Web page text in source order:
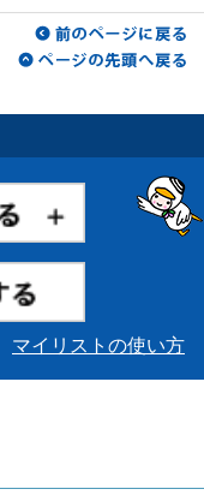
マイリストの使い方